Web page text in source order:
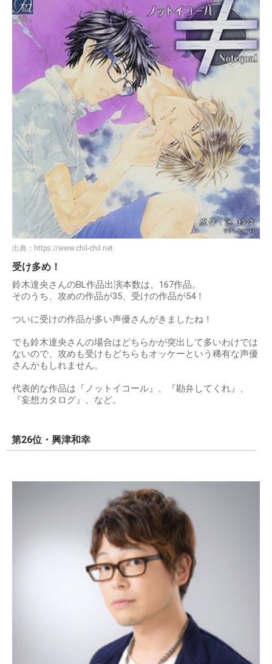
出典： https://www.chil-chil.net
受け多め！
鈴木達央さんのBL作品出演本数は、167作品。
そのうち、攻めの作品が35、受けの作品が54！
ついに受けの作品が多い声優さんがきましたね！
でも鈴木達央さんの場合はどちらかが突出して多いわけでは
ないので、攻めも受けもどちらもオッケーという稀有な声優
さんかもしれません。
代表的な作品は『ノットイコール』、『勘弁してくれ』、
『妄想カタログ』、など。
第26位・興津和幸